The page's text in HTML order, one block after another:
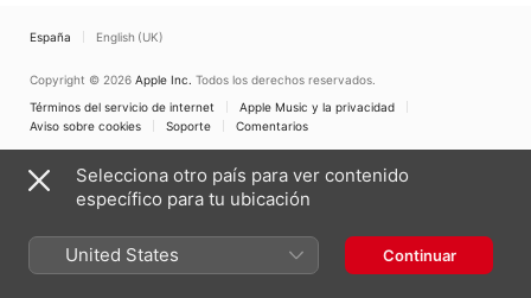
España English (UK)
Copyright © 2026 Apple Inc. Todos los derechos reservados.
Términos del servicio de internet
Apple Music y la privacidad
Aviso sobre cookies
Soporte Comentarios
Selecciona otro país para ver contenido
específico para tu ubicación
United States Continuar